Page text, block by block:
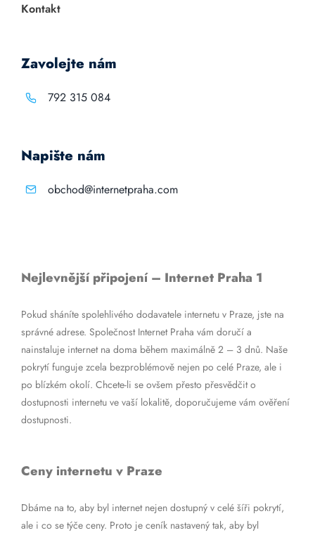
Kontakt
Zavolejte nám
792 315 084
Napište nám
obchod@internetpraha.com
Nejlevnější připojení – Internet Praha 1
Pokud sháníte spolehlivého dodavatele internetu v Praze, jste na
správné adrese. Společnost Internet Praha vám doručí a
nainstaluje internet na doma během maximálně 2 – 3 dnů. Naše
pokrytí funguje zcela bezproblémově nejen po celé Praze, ale i
po blízkém okolí. Chcete-li se ovšem přesto přesvědčit o
dostupnosti internetu ve vaší lokalitě, doporučujeme vám ověření
dostupnosti.
Ceny internetu v Praze
Dbáme na to, aby byl internet nejen dostupný v celé šíři pokrytí,
ale i co se týče ceny. Proto je ceník nastavený tak, aby byl